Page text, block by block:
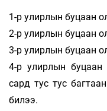
1-р улирлын буцаан
2-р улирлын буцаан
3-р улирлын буцаан
4-р улирлын буцаан
сард тус тус
билээ.